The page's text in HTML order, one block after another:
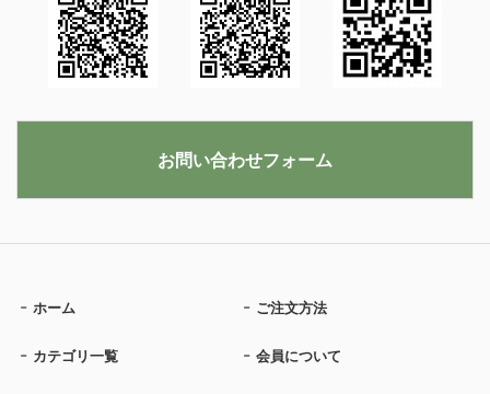
ホーム ご注文方法
カテゴリ一覧 会員について
お問い合わせフォーム